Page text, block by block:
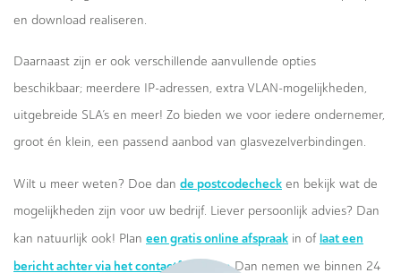
en download realiseren.
Daarnaast zijn er ook verschillende aanvullende opties
beschikbaar; meerdere IP-adressen, extra VLAN-mogelijkheden,
uitgebreide SLA’s en meer! Zo bieden we voor iedere ondernemer,
groot én klein, een passend aanbod van glasvezelverbindingen.
Wilt u meer weten? Doe dan de postcodecheck en bekijk wat de
mogelijkheden zijn voor uw bedrijf. Liever persoonlijk advies? Dan
kan natuurlijk ook! Plan een gratis online afspraak in of laat een
bericht achter via het contactformulier.Dan nemen we binnen 24